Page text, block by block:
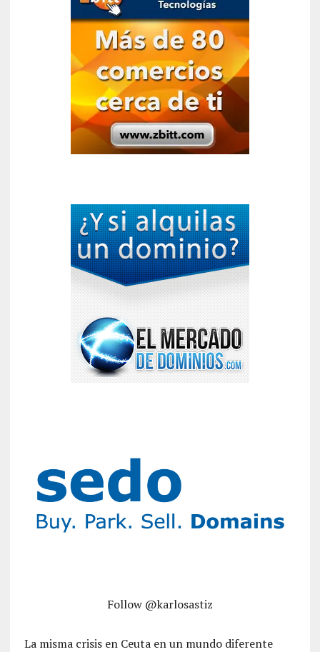
Follow @karlosastiz
La misma crisis en Ceuta en un mundo diferente